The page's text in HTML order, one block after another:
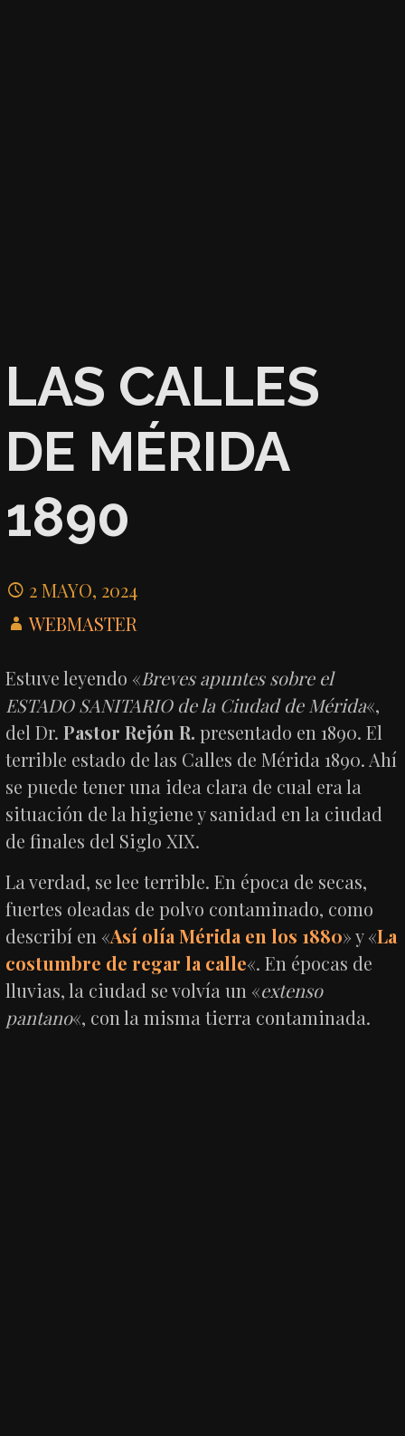
LAS CALLES
DE MÉRIDA
1890
2 MAYO, 2024
WEBMASTER
Estuve leyendo «Breves apuntes sobre el
ESTADO SANITARIO de la Ciudad de Mérida«,
del Dr.Pastor Rejón R. presentado en 1890. El
terrible estado de las Calles de Mérida 1890. Ahí
se puede tener una idea clara de cual era la
situación de la higiene y sanidad en la ciudad
de finales del Siglo XIX.
La verdad, se lee terrible. En época de secas,
fuertes oleadas de polvo contaminado, como
describí en «Así olía Mérida en los 1880» y «La
costumbre de regar la calle«. En épocas de
lluvias, la ciudad se volvía un «extenso
pantano«, con la misma tierra contaminada.